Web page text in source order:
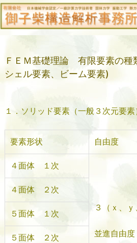
ＦＥＭ基礎理論 有限要素の種
シェル要素、ビーム要素)
１．ソリッド要素（一般３次元要素
要素形状 自由度
４面体 １次
３（ｘ、ｙ
並進自由度
４面体 ２次
５面体 １次
５面体 ２次